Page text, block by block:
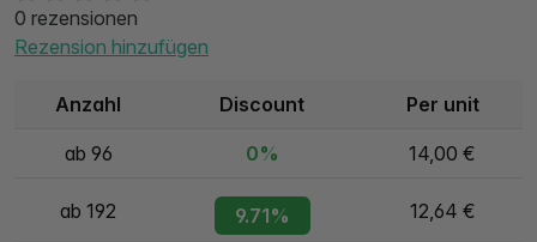
0 rezensionen
Rezension hinzufügen
Anzahl Discount Per unit
ab 96 0% 14,00 €
ab 192 9.71% 12,64 €